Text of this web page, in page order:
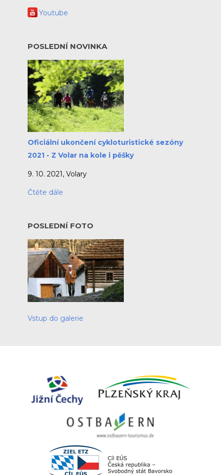
Youtube
POSLEDNÍ NOVINKA
Oficiální ukončení cykloturistické sezóny
2021 - Z Volar na kole i pěšky
9. 10. 2021, Volary
Čtěte dále
POSLEDNÍ FOTO
Vstup do galerie